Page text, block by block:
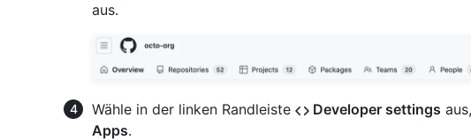
aus.
Wähle in der linken Randleiste Developer settings
Apps.